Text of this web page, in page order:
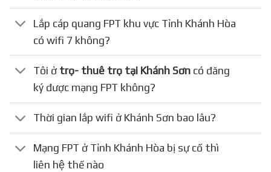
Lắp cáp quang FPT khu vực Tỉnh Khánh Hòa
có wifi 7 không?
Tôi ở trọ- thuê trọ tại Khánh Sơn có đăng
ký được mạng FPT không?
Thời gian lắp wifi ở Khánh Sơn bao lâu?
Mạng FPT ở Tỉnh Khánh Hòa bị sự cố thì
liên hệ thế nào